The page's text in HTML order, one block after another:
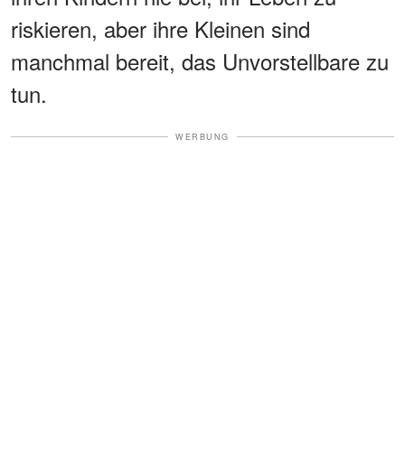
riskieren, aber ihre Kleinen sind
manchmal bereit, das Unvorstellbare zu
tun.
WERBUNG